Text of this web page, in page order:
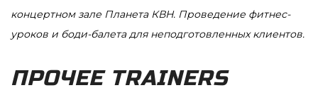
концертном зале Планета КВН. Проведение фитнес-
уроков и боди-балета для неподготовленных клиентов.
ПРОЧЕЕ TRAINERS